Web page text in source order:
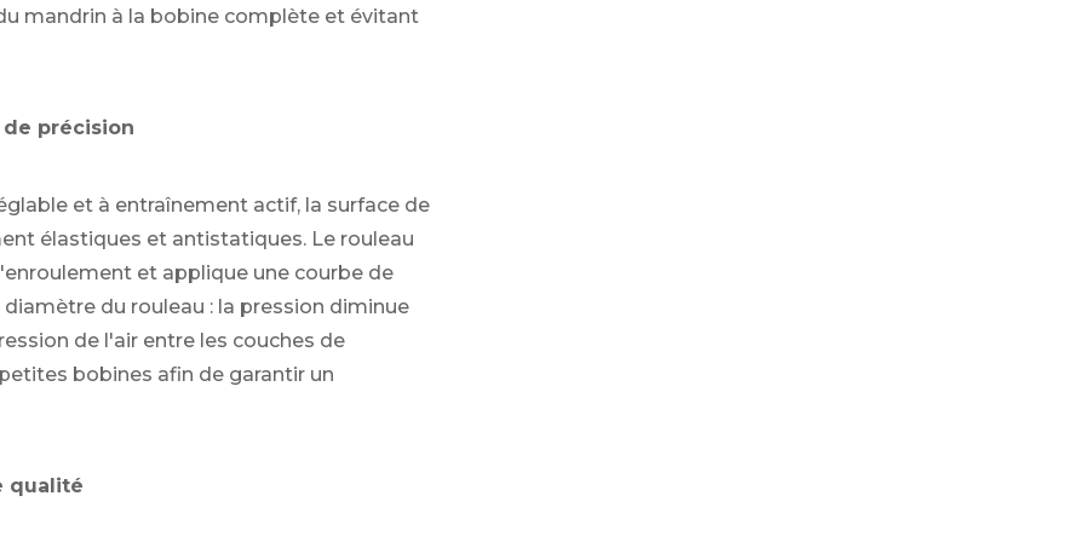
mandrin à la bobine complète et évitant
précision
et à entraînement actif, la surface de
élastiques et antistatiques. Le rouleau
et applique une courbe de
du rouleau : la pression diminue
de l'air entre les couches de
bobines afin de garantir un
qualité